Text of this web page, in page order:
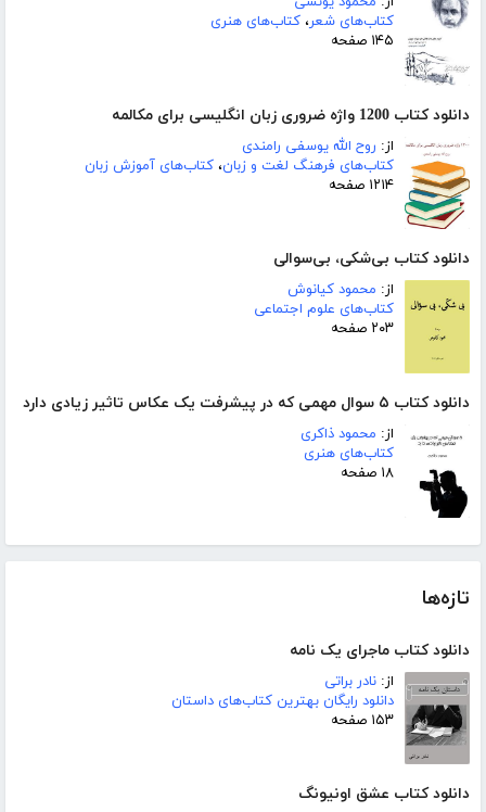
کتاب‌های شعر، کتاب‌های هنری
۱۴۵ صفحه
دانلود کتاب 1200 واژه ضروری زبان انگلیسی برای مکالمه
از: روح الله یوسفی رامندی
کتاب‌های فرهنگ لغت و زبان، کتاب‌های آموزش زبان
۱۲۱۴ صفحه
دانلود کتاب بی‌شکی، بی‌سوالی
از: محمود کیانوش
کتاب‌های علوم اجتماعی
۲۰۳ صفحه
دانلود کتاب ۵ سوال مهمی که در پیشرفت یک عکاس تاثیر زیادی دارد
از: محمود ذاکری
کتاب‌های هنری
۱۸ صفحه
تازه‌ها
دانلود کتاب ماجرای یک نامه
از: نادر براتی
دانلود رایگان بهترین کتاب‌های داستان
۱۵۳ صفحه
دانلود کتاب عشق اونیونگ